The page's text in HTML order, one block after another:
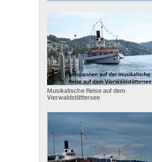
Musikalische Reise auf dem
Vierwaldstättersee